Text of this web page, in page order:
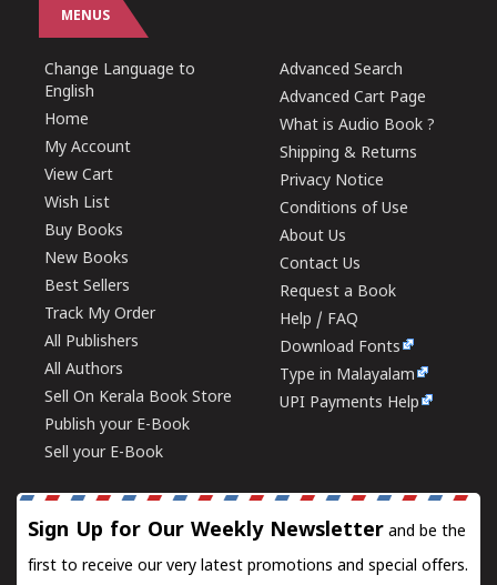
MENUS
Change Language to
English
Home
My Account
View Cart
Wish List
Buy Books
New Books
Best Sellers
Track My Order
All Publishers
All Authors
Sell On Kerala Book Store
Publish your E-Book
Sell your E-Book
Advanced Search
Advanced Cart Page
What is Audio Book ?
Shipping & Returns
Privacy Notice
Conditions of Use
About Us
Contact Us
Request a Book
Help / FAQ
Download Fonts
Type in Malayalam
UPI Payments Help
Sign Up for Our Weekly Newsletter and be the
first to receive our very latest promotions and special offers.